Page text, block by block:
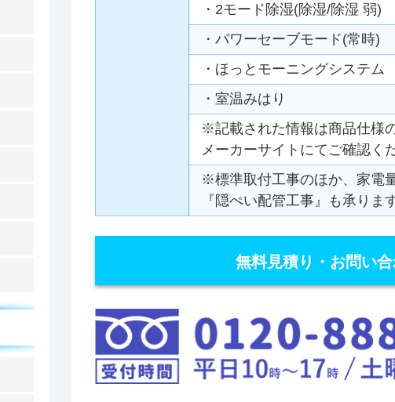
・2モード除湿(除湿/除湿 弱)
・パワーセーブモード(常時)
・ほっとモーニングシステム
・室温みはり
※記載された情報は商品仕様
メーカーサイトにてご確認く
※標準取付工事のほか、家電
『隠ぺい配管工事』も承りま
無料見積り・お問い